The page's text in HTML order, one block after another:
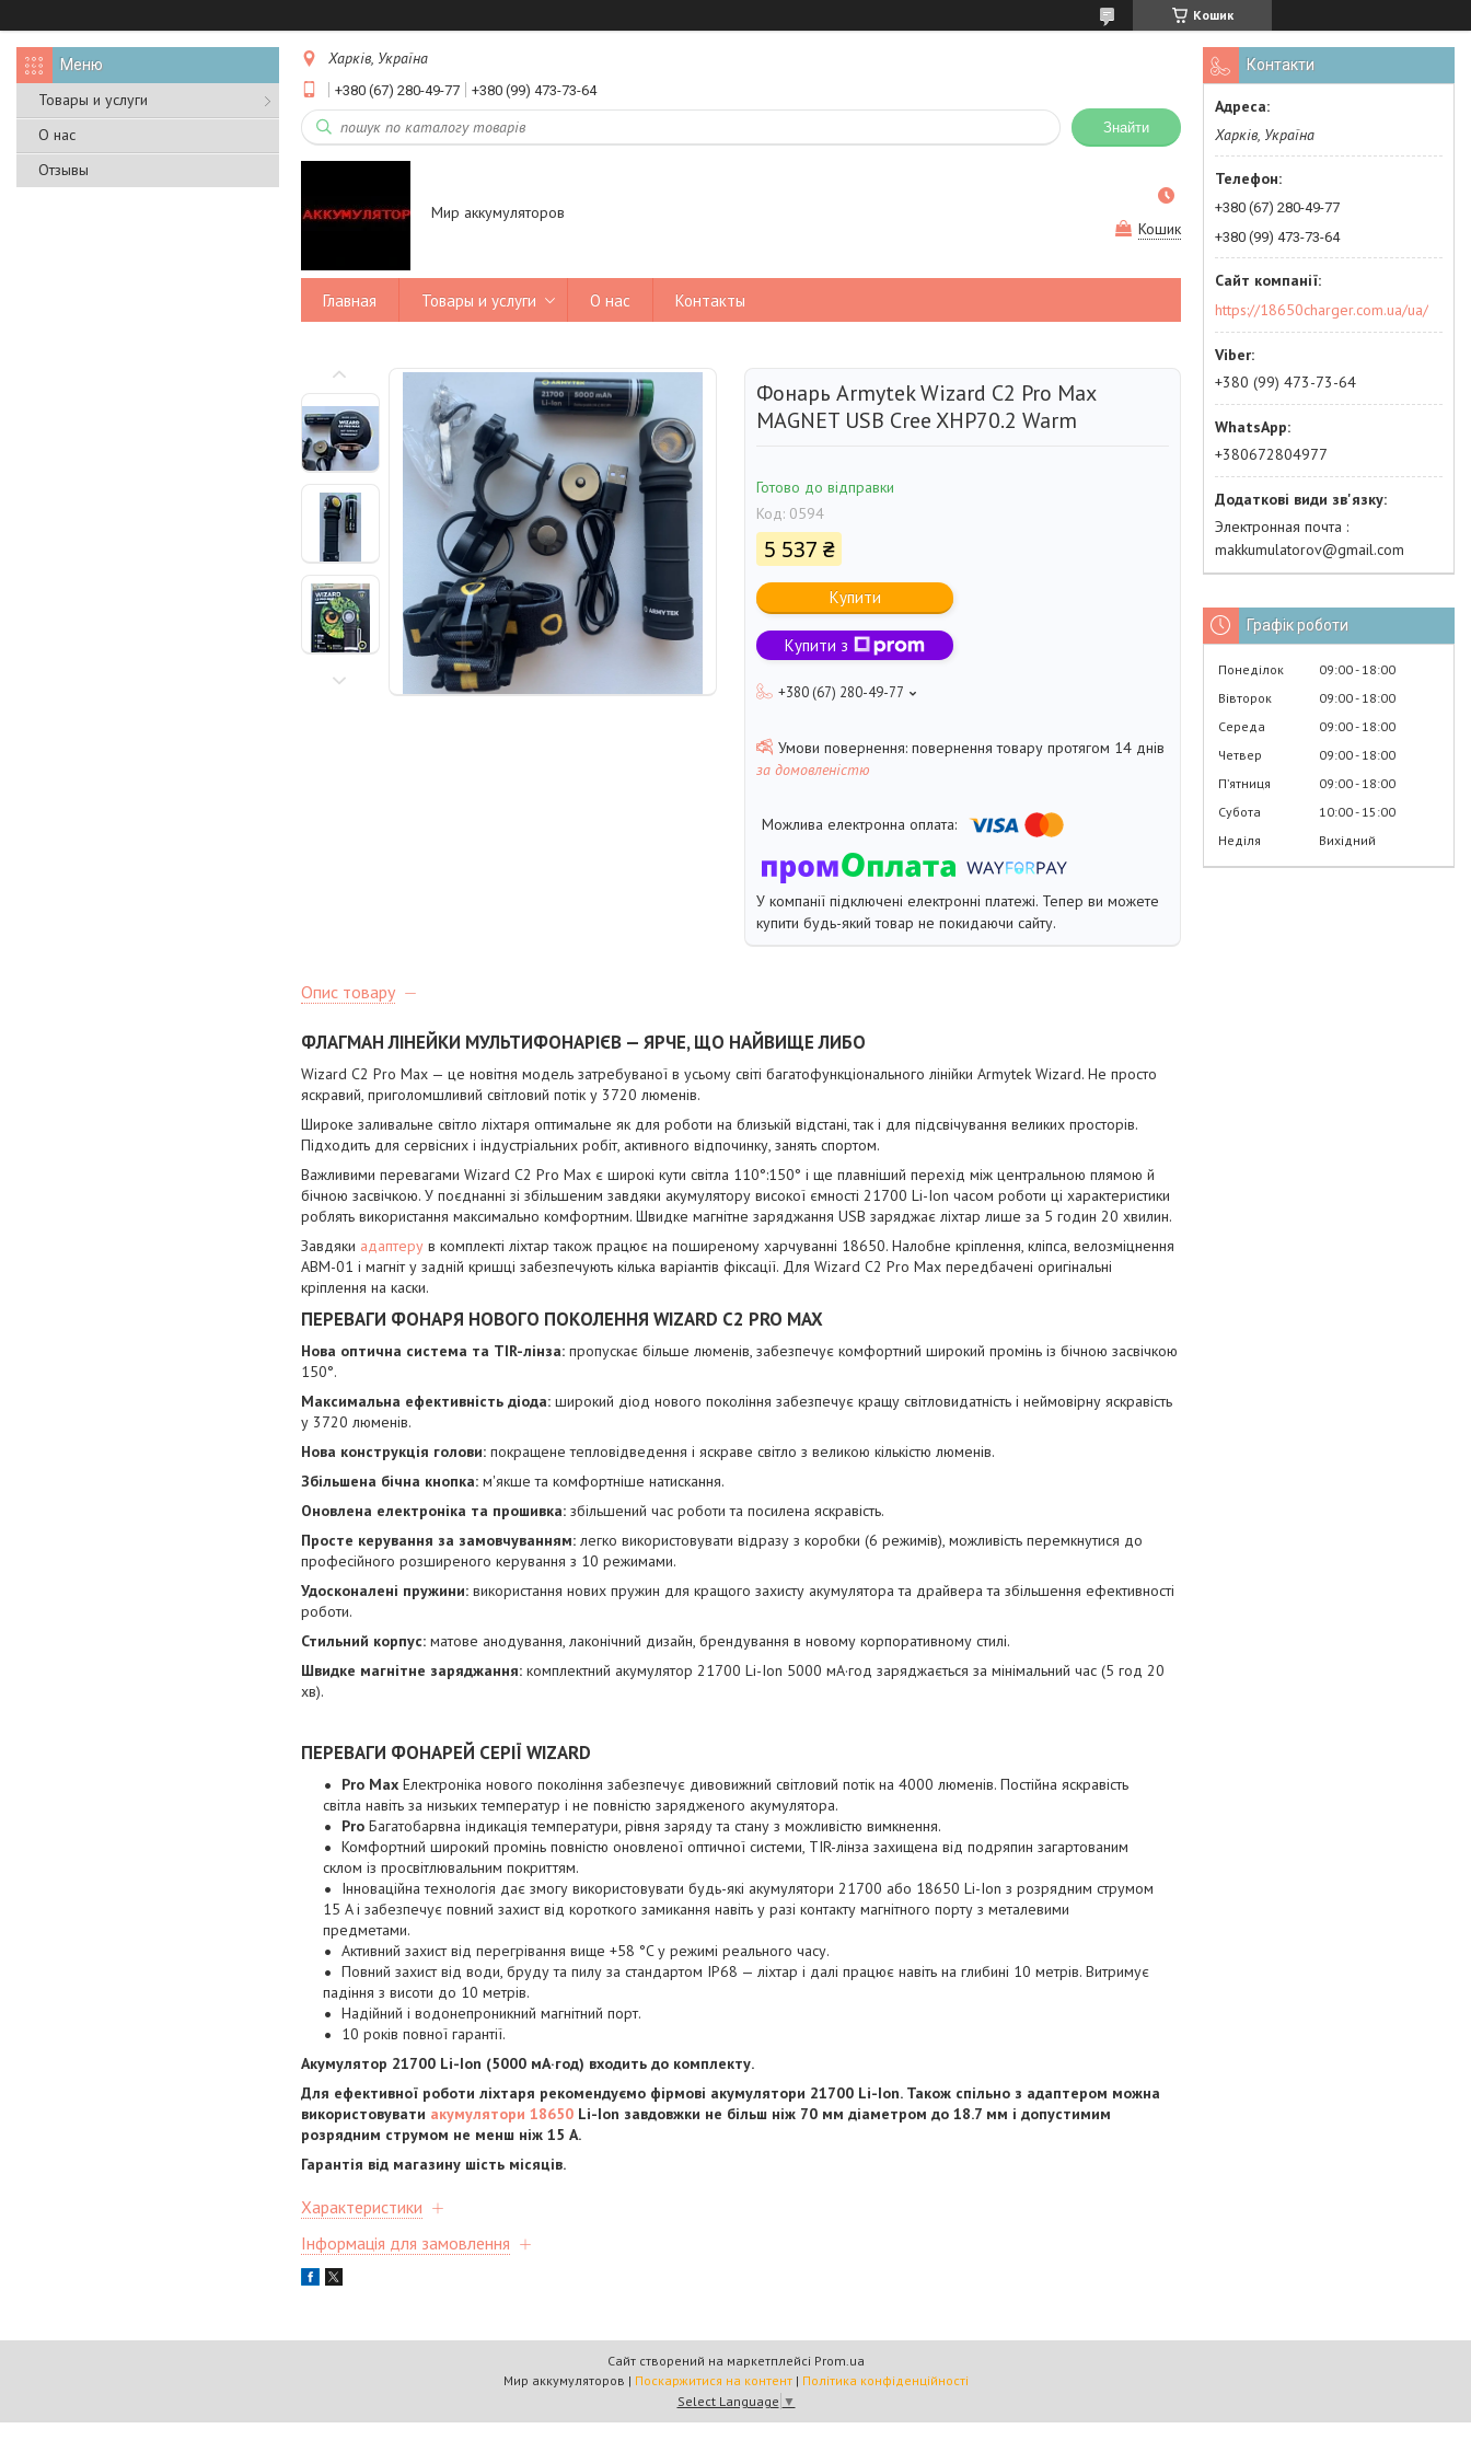
Кошик
Товары и услуги
О нас
Отзывы
Харків, Україна
+380 (67) 280-49-77 +380 (99) 473-73-64
Знайти
Мир аккумуляторов
Кошик
Главная Товары и услуги О нас Контакты
Фонарь Armytek Wizard C2 Pro Max
MAGNET USB Cree XHP70.2 Warm
Готово до відправки
Код: 0594
5 537 ₴
Купити
Купити з
+380 (67) 280-49-77
повернення товару протягом 14 днів
за домовленістю
У компанії підключені електронні платежі. Тепер ви можете
купити будь-який товар не покидаючи сайту.
Опис товару
ФЛАГМАН ЛІНЕЙКИ МУЛЬТИФОНАРІЄВ — ЯРЧЕ, ЩО НАЙВИЩЕ ЛИБО
Wizard C2 Pro Max — це новітня модель затребуваної в усьому світі багатофункціонального лінійки Armytek Wizard. Не просто
яскравий, приголомшливий світловий потік у 3720 люменів.
Широке заливальне світло ліхтаря оптимальне як для роботи на близькій відстані, так і для підсвічування великих просторів.
Підходить для сервісних і індустріальних робіт, активного відпочинку, занять спортом.
Важливими перевагами Wizard C2 Pro Max є широкі кути світла 110°:150° і ще плавніший перехід між центральною плямою й
бічною засвічкою. У поєднанні зі збільшеним завдяки акумулятору високої ємності 21700 Li-Ion часом роботи ці характеристики
роблять використання максимально комфортним. Швидке магнітне заряджання USB заряджає ліхтар лише за 5 годин 20 хвилин.
Завдяки адаптеру в комплекті ліхтар також працює на поширеному харчуванні 18650. Налобне кріплення, кліпса, велозміцнення
ABM-01 і магніт у задній кришці забезпечують кілька варіантів фіксації. Для Wizard C2 Pro Max передбачені оригінальні
кріплення на каски.
ПЕРЕВАГИ ФОНАРЯ НОВОГО ПОКОЛЕННЯ WIZARD C2 PRO MAX
Нова оптична система та TIR-лінза: пропускає більше люменів, забезпечує комфортний широкий промінь із бічною засвічкою
150°.
Максимальна ефективність діода: широкий діод нового покоління забезпечує кращу світловидатність і неймовірну яскравість
у 3720 люменів.
Нова конструкція голови: покращене тепловідведення і яскраве світло з великою кількістю люменів.
Збільшена бічна кнопка: м'якше та комфортніше натискання.
Оновлена електроніка та прошивка: збільшений час роботи та посилена яскравість.
Просте керування за замовчуванням: легко використовувати відразу з коробки (6 режимів), можливість перемкнутися до
професійного розширеного керування з 10 режимами.
Удосконалені пружини: використання нових пружин для кращого захисту акумулятора та драйвера та збільшення ефективності
роботи.
Стильний корпус: матове анодування, лаконічний дизайн, брендування в новому корпоративному стилі.
Швидке магнітне заряджання: комплектний акумулятор 21700 Li-Ion 5000 мА·год заряджається за мінімальний час (5 год 20
хв).
ПЕРЕВАГИ ФОНАРЕЙ СЕРІЇ WIZARD
Pro Max Електроніка нового покоління забезпечує дивовижний світловий потік на 4000 люменів. Постійна яскравість
світла навіть за низьких температур і не повністю зарядженого акумулятора.
Pro Багатобарвна індикація температури, рівня заряду та стану з можливістю вимкнення.
Комфортний широкий промінь повністю оновленої оптичної системи, TIR-лінза захищена від подряпин загартованим
склом із просвітлювальним покриттям.
Інноваційна технологія дає змогу використовувати будь-які акумулятори 21700 або 18650 Li-Ion з розрядним струмом
15 A і забезпечує повний захист від короткого замикання навіть у разі контакту магнітного порту з металевими
предметами.
Активний захист від перегрівання вище +58 °C у режимі реального часу.
Повний захист від води, бруду та пилу за стандартом IP68 — ліхтар і далі працює навіть на глибині 10 метрів. Витримує
падіння з висоти до 10 метрів.
Надійний і водонепроникний магнітний порт.
10 років повної гарантії.
Акумулятор 21700 Li-Ion (5000 мА·год) входить до комплекту.
Для ефективної роботи ліхтаря рекомендуємо фірмові акумулятори 21700 Li-Ion. Також спільно з адаптером можна
використовувати акумулятори 18650 Li-Ion завдовжки не більш ніж 70 мм діаметром до 18.7 мм і допустимим
розрядним струмом не менш ніж 15 А.
Гарантія від магазину шість місяців.
Характеристики
Інформація для замовлення
Контакти
Харків, Україна
+380 (67) 280-49-77
+380 (99) 473-73-64
https://18650charger.com.ua/ua/
+380 (99) 473-73-64
+380672804977
Электронная почта
makkumulatorov@gmail.com
Графік роботи
Понеділок 09:00 18:00
Вівторок
09:00 18:00
Середа
09:00 18:00
Четвер
09:00 18:00
Пʼятниця
09:00 18:00
Субота
10:00 15:00
Неділя
Вихідний
Сайт створений на маркетплейсі Prom.ua
Мир аккумуляторов | Поскаржитися на контент | Політика конфіденційності
Select Language ▼